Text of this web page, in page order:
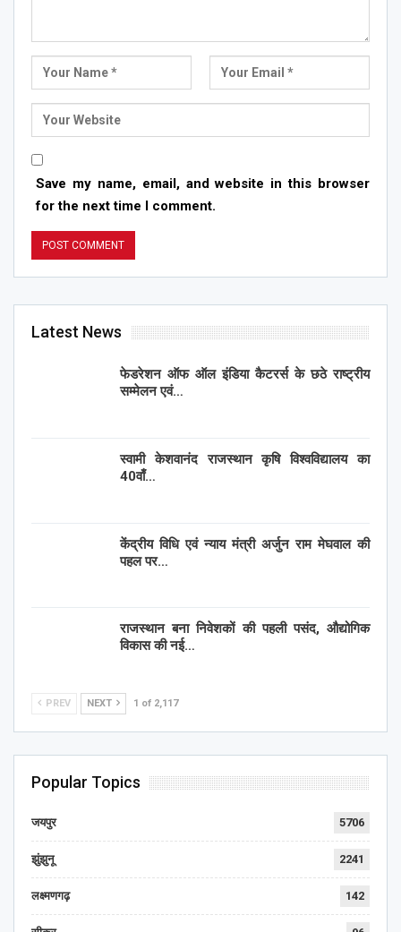
Save my name, email, and website in this browser
for the next time I comment.
Latest News
फेडरेशन ऑफ ऑल इंडिया कैटरर्स के छठे राष्ट्रीय
सम्मेलन एवं…
स्वामी केशवानंद राजस्थान कृषि विश्वविद्यालय का
40वाँ…
केंद्रीय विधि एवं न्याय मंत्री अर्जुन राम मेघवाल की
पहल पर…
राजस्थान बना निवेशकों की पहली पसंद, औद्योगिक
विकास की नई…
PREV NEXT 1 of 2,117
Popular Topics
जयपुर 5706
झुंझुनू 2241
लक्ष्मणगढ़ 142